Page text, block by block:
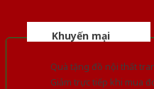
Khuyến mại
Quà tặng đồ nội thất
Giảm trực tiếp khi mua